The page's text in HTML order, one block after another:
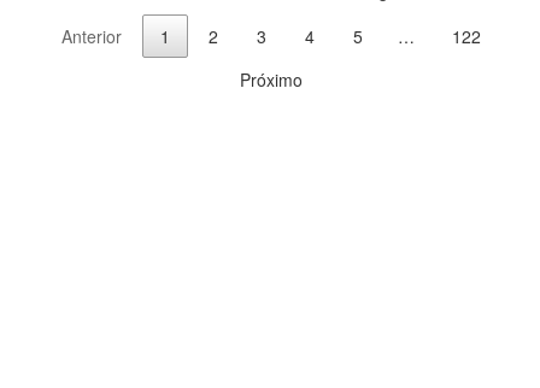
Anterior
1 2 3 4 5 …
122
Próximo